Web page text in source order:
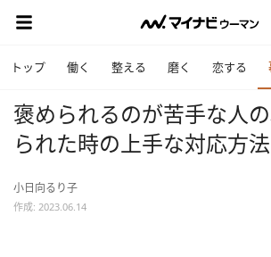
トップ 働く 整える 磨く 恋する
褒められるのが苦手な人
られた時の上手な対応方法
小日向るり子
作成: 2023.06.14